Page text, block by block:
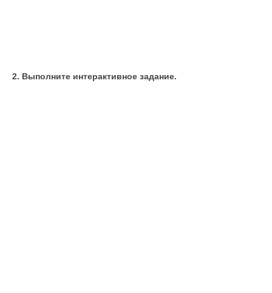
2. Выполните интерактивное задание.